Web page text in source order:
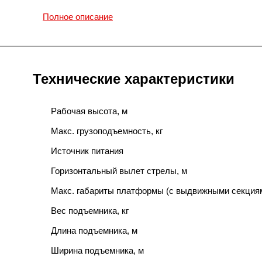
Полное описание
Технические характеристики
Рабочая высота, м
Макс. грузоподъемность, кг
Источник питания
Горизонтальный вылет стрелы, м
Макс. габариты платформы (с выдвижными
Вес подъемника, кг
Длина подъемника, м
Ширина подъемника, м